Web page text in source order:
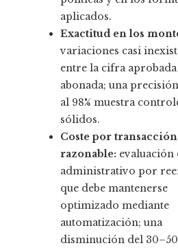
aplicados.
Exactitud en los
variaciones casi
entre la cifra
abonada; una
al 98% muestra
sólidos.
Coste por transacción
razonable: evaluación
administrativo por
que debe mantenerse
optimizado mediante
automatización; una
disminución del